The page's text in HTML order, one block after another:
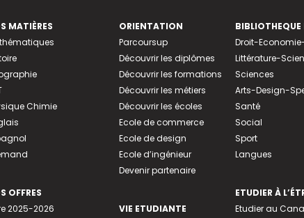
MATIÈRES
Chimie
OFFRES
2025-2026
ORIENTATION
Parcoursup
Découvrir les diplômes
Découvrir les formations
Découvrir les métiers
Découvrir les écoles
Ecole de commerce
Ecole de design
Ecole d’ingénieur
Devenir partenaire
VIE ETUDIANTE
BIBLIOTHEQUE
Droit-
Littérature-
Sciences
Arts-Design-
Santé
Social
Sport
Langues
ETUDIER À
Etudier au